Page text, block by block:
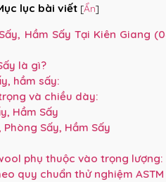
lục bài viết [Ẩn]
Hầm Sấy Tại Kiên Giang
là gì?
hầm sấy:
và chiều dày:
Hầm Sấy
Sấy, Hầm Sấy
phụ thuộc vào trọng lượng:
quy chuẩn thử nghiệm ASTM